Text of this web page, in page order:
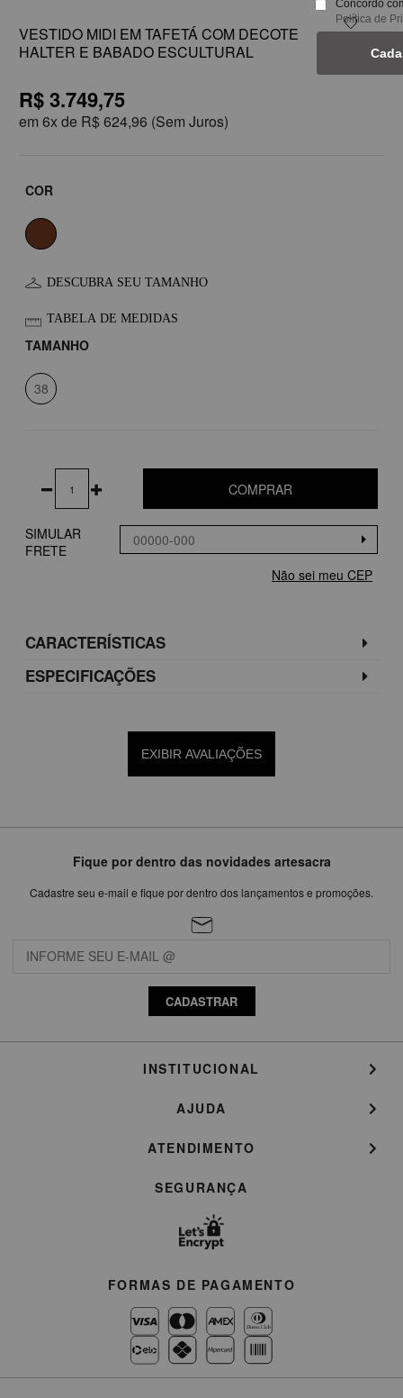
VESTIDO MIDI EM TAFETÁ COM DECOTE
HALTER E BABADO ESCULTURAL
R$ 3.749,75
em 6x de R$ 624,96 (Sem Juros)
COR
DESCUBRA SEU TAMANHO
TABELA DE MEDIDAS
TAMANHO
38
COMPRAR
SIMULAR
FRETE
Não sei meu CEP
CARACTERÍSTICAS
ESPECIFICAÇÕES
EXIBIR AVALIAÇÕES
Fique por dentro das novidades artesacra
Cadastre seu e-mail e fique por dentro dos lançamentos e promoções.
CADASTRAR
INSTITUCIONAL
AJUDA
ATENDIMENTO
SEGURANÇA
FORMAS DE PAGAMENTO
Concordo
Política de